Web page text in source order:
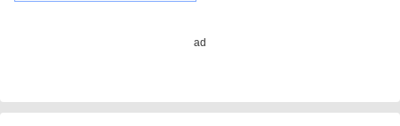
ad